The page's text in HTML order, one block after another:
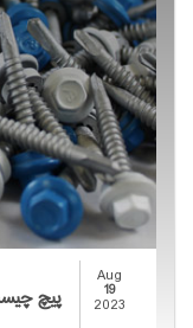
Aug
19
2023 پیچ